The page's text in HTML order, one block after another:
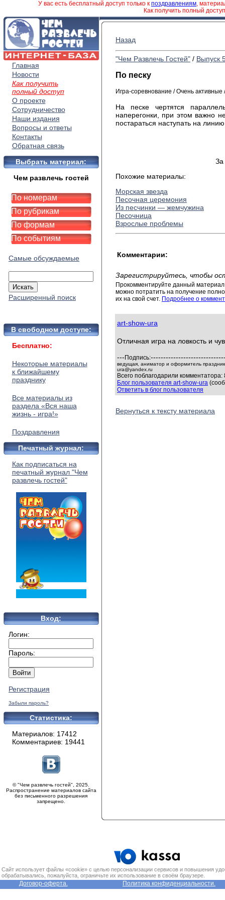
У вас есть бесплатный доступ только к поздравлениям,
Как получить полный
Главная
Новости
Как получить
полный доступ
О проекте
Сотрудничество
Наши издания
Вопросы и ответы
Контакты
Обратная связь
Выбрать материал:
Чем развлечь гостей
По номерам
По рубрикам
По формам
По событиям
Самые обсуждаемые
Расширенный поиск
В свободном доступе:
Бесплатно:
Некоторые материалы
к ближайшему
празднику
Все материалы из
раздела «Вся наша
жизнь - игра!»
Поздравления
Печатный журнал:
Как подписаться на
печатный журнал "Чем
развлечь гостей"
Вход:
Логин:
Пароль:
Регистрация
Забыли пароль?
Статистика:
Материалов: 17412
Комментариев: 19441
© "Чем развлечь гостей", 2025.
Распространение материалов сайта
без письменного разрешения
запрещено.
Назад
"Чем Развлечь Гостей" / Выпуск
По песку
Игра-соревнование / Очень
На песке чертятся
наперегонки, при этом важно
постараться наступать на
За
Похожие материалы:
Морская звезда
Песочная церемония
Из песчинки — жемчужина
Песочница
Взрослые проблемы
Комментарии:
Зарегистрируйтесь, чтобы
Прокомментируйте данный
можно потратить на получение
их на свой счет. Подробнее о
art-show-ura
Отличная игра на ловкость и
--- Подпись:
ведущая, аниматор и оформитель
ura@yandex.ru
Всего поблагодарили
Блог пользователя art-show-ura
Ответить в блог пользователя
Вернуться к тексту материала
Сайт использует файлы «cookie» с целью персонализации сервисов и повышения
обрабатывались, пожалуйста, ограничьте их использование в своём браузере.
Договор-оферта. Политика конфиденциальности.